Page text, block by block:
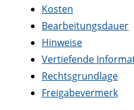
Kosten
Bearbeitungsdauer
Hinweise
Vertiefende
Rechtsgrundlage
Freigabevermerk